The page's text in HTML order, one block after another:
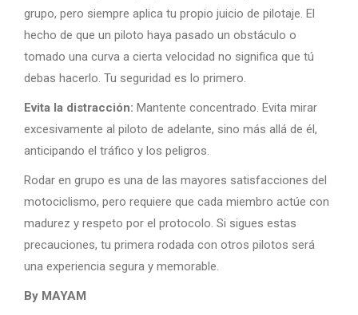
grupo, pero siempre aplica tu propio juicio de pilotaje. El
hecho de que un piloto haya pasado un obstáculo o
tomado una curva a cierta velocidad no significa que tú
debas hacerlo. Tu seguridad es lo primero.
Evita la distracción: Mantente concentrado. Evita mirar
excesivamente al piloto de adelante, sino más allá de él,
anticipando el tráfico y los peligros.
Rodar en grupo es una de las mayores satisfacciones del
motociclismo, pero requiere que cada miembro actúe con
madurez y respeto por el protocolo. Si sigues estas
precauciones, tu primera rodada con otros pilotos será
una experiencia segura y memorable.
By MAYAM